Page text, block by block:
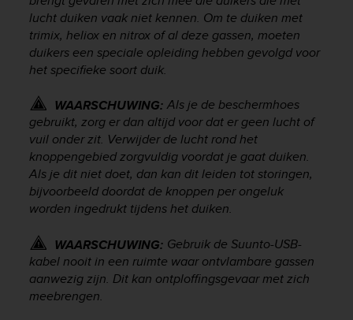
lucht duiken vaak niet kennen. Om te duiken met
trimix, heliox en nitrox of al deze gassen, moeten
duikers een speciale opleiding hebben gevolgd voor
het specifieke soort duik.
WAARSCHUWING: Als je de beschermhoes
gebruikt, zorg er dan altijd voor dat er geen lucht of
vuil onder zit. Verwijder de lucht rond het
knoppengebied zorgvuldig voordat je gaat duiken.
Als je dit niet doet, dan kan dit leiden tot storingen,
bijvoorbeeld doordat de knoppen per ongeluk
worden ingedrukt tijdens het duiken.
WAARSCHUWING: Gebruik de Suunto-USB-
kabel nooit in een ruimte waar ontvlambare gassen
aanwezig zijn. Dit kan ontploffingsgevaar met zich
meebrengen.